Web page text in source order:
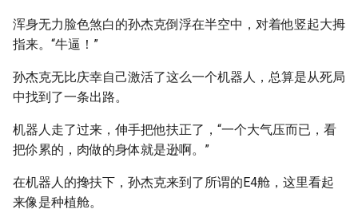
浑身无力脸色煞白的孙杰克倒浮在半空中，对着他竖起大拇
指来。“牛逼！”
孙杰克无比庆幸自己激活了这么一个机器人，总算是从死局
中找到了一条出路。
机器人走了过来，伸手把他扶正了，“一个大气压而已，看
把伱累的，肉做的身体就是逊啊。”
在机器人的搀扶下，孙杰克来到了所谓的E4舱，这里看起
来像是种植舱。